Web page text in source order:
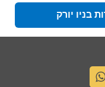
בניו יורק